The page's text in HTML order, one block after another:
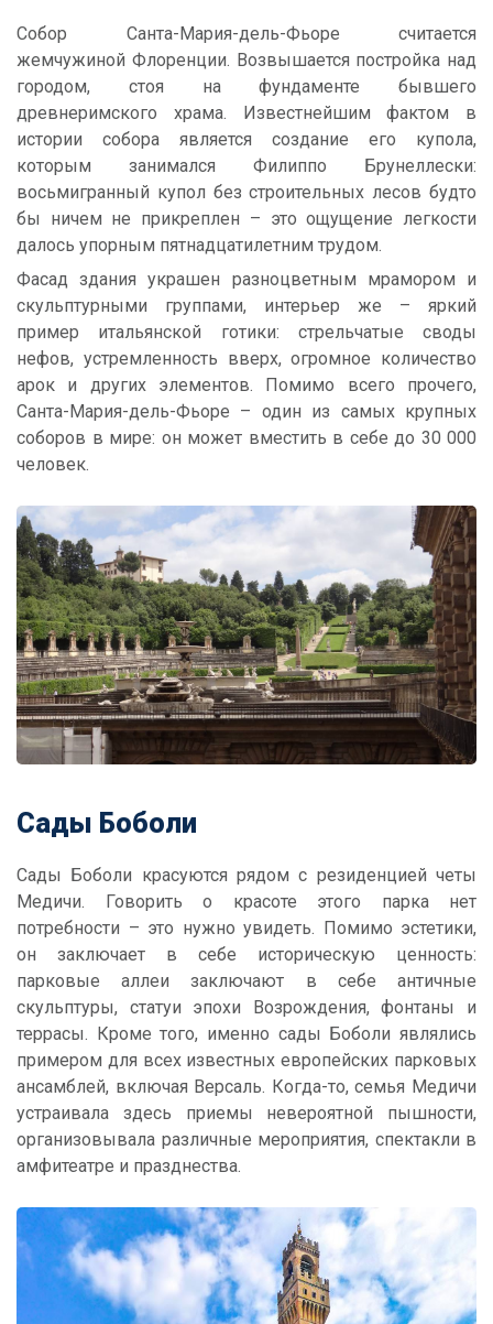
Собор Санта-Мария-дель-Фьоре считается
жемчужиной Флоренции. Возвышается постройка над
городом, стоя на фундаменте бывшего
древнеримского храма. Известнейшим фактом в
истории собора является создание его купола,
которым занимался Филиппо Брунеллески:
восьмигранный купол без строительных лесов будто
бы ничем не прикреплен – это ощущение легкости
далось упорным пятнадцатилетним трудом.
Фасад здания украшен разноцветным мрамором и
скульптурными группами, интерьер же – яркий
пример итальянской готики: стрельчатые своды
нефов, устремленность вверх, огромное количество
арок и других элементов. Помимо всего прочего,
Санта-Мария-дель-Фьоре – один из самых крупных
соборов в мире: он может вместить в себе до 30 000
человек.
Сады Боболи
Сады Боболи красуются рядом с резиденцией четы
Медичи. Говорить о красоте этого парка нет
потребности – это нужно увидеть. Помимо эстетики,
он заключает в себе историческую ценность:
парковые аллеи заключают в себе античные
скульптуры, статуи эпохи Возрождения, фонтаны и
террасы. Кроме того, именно сады Боболи являлись
примером для всех известных европейских парковых
ансамблей, включая Версаль. Когда-то, семья Медичи
устраивала здесь приемы невероятной пышности,
организовывала различные мероприятия, спектакли в
амфитеатре и празднества.